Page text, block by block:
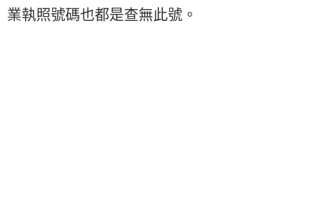
業執照號碼也都是查無此號。